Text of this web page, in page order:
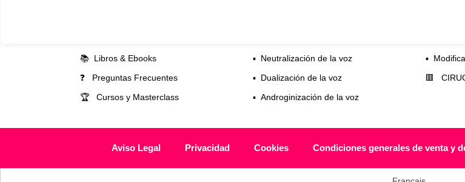
📚 Libros & Ebooks
❓ Preguntas Frecuentes
🏆 Cursos y Masterclass
▪️ Neutralización de la voz
▪️ Dualización de la voz
▪️ Androginización de la voz
▪️
🟥
Aviso Legal Privacidad Cookies Condiciones generales de venta y